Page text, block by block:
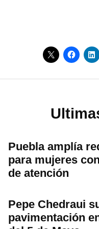
Puebla amplía
para mujeres
de atención
Pepe Chedraui
pavimentación